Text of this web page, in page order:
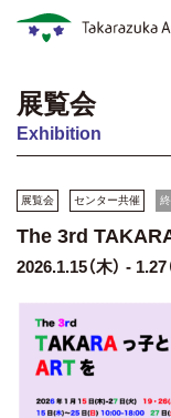
展覧会
Exhibition
展覧会 センター共催
The 3rd
2026.1.15（木） - 1.27